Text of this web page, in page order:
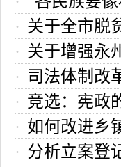
关于全市脱
关于增强永
司法体制改
竞选：宪政
如何改进乡
分析立案登